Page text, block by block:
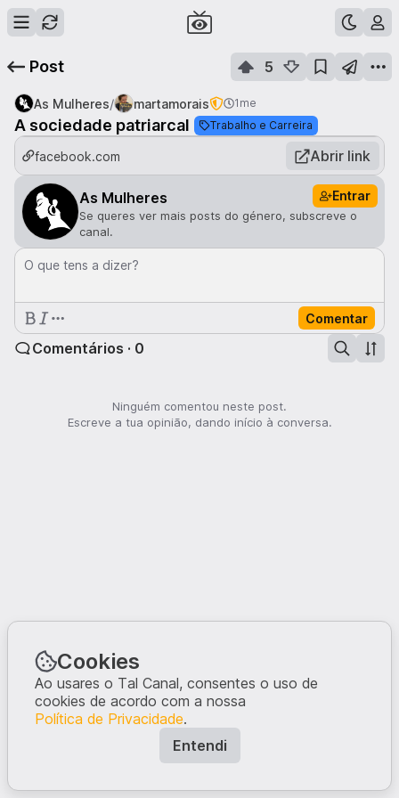
Post 5
As Mulheres/ martamorais 1me
A sociedade patriarcal Trabalho e Carreira
facebook.com Abrir link
As Mulheres Entrar
Se queres ver mais posts do género, subscreve o
canal.
O que tens a dizer?
Comentar
Comentários · 0
Ninguém comentou neste post.
Escreve a tua opinião, dando início à conversa.
Cookies
Ao usares o Tal Canal, consentes o uso de
cookies de acordo com a nossa
Política de Privacidade.
Entendi